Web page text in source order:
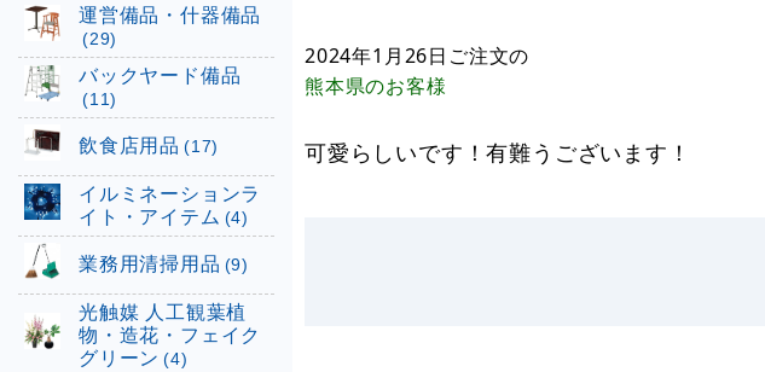
2024年1月26日 ご注文の
熊本県のお客様
可愛らしいです！有難うございます！
運営備品・什器備品
(29)
バックヤード備品
(11)
飲食店用品 (17)
イルミネーションラ
イト・アイテム (4)
業務用清掃用品 (9)
光触媒 人工観葉植
物・造花・フェイク
グリーン (4)